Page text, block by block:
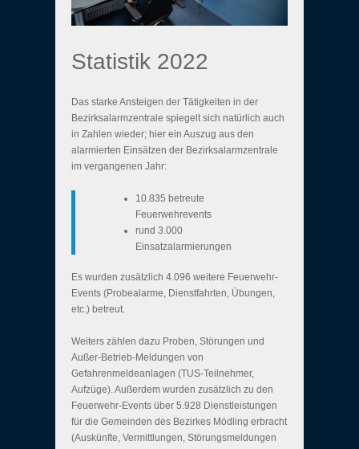
Statistik 2022
Das starke Ansteigen der Tätigkeiten in der
Bezirksalarmzentrale spiegelt sich natürlich auch
in Zahlen wieder; hier ein Auszug aus den
alarmierten Einsätzen der Bezirksalarmzentrale
im vergangenen Jahr:
10.835 betreute
Feuerwehrevents
rund 3.000
Einsatzalarmierungen
Es wurden zusätzlich 4.096 weitere Feuerwehr-
Events (Probealarme, Dienstfahrten, Übungen,
etc.) betreut.
Weiters zählen dazu Proben, Störungen und
Außer-Betrieb-Meldungen von
Gefahrenmeldeanlagen (TUS-Teilnehmer,
Aufzüge). Außerdem wurden zusätzlich zu den
Feuerwehr-Events über 5.928 Dienstleistungen
für die Gemeinden des Bezirkes Mödling erbracht
(Auskünfte, Vermittlungen, Störungsmeldungen